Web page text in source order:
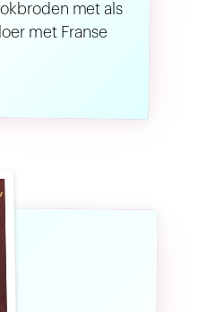
met als
met Franse